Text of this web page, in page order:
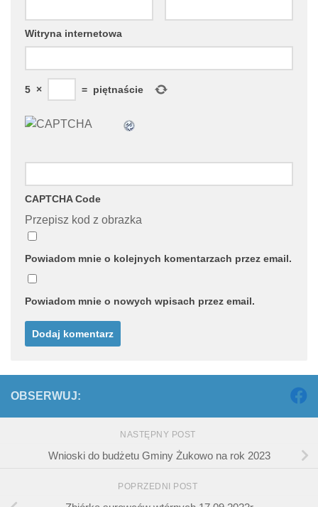
Witryna internetowa
5 × = piętnaście
CAPTCHA Code
Przepisz kod z obrazka
Powiadom mnie o kolejnych komentarzach przez email.
Powiadom mnie o nowych wpisach przez email.
OBSERWUJ:
NASTĘPNY POST
Wnioski do budżetu Gminy Żukowo na rok 2023
POPRZEDNI POST